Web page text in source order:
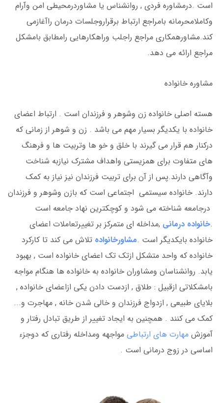
است .درمشاوره فردی , روانشناس یا مشاوردرمحیطی امن وآرام
وکاملامحرمانه بامراجع ارتباط برقراروجلسات درمان راآغازمی
کند.مشاورهمکاری مراجع راجلب وراهکارهایی رامطابق بامشکل
مراجع ارائه می دهد.
مشاوره خانواده
هسته اصلی خانواده زن وشوهر و فرزندان است . ارتباط اعضای
خانواده با یکدیگر بسیار مهم می باشد . زن و شوهر از زمانی که
درکنار هم قرار می گیرند با خلق و خو ها وتربیت ها و فرهنگ
های متفاوت برای همزیستی واهداف مشترک نیازبه شناخت
وآگاهی دارند.پس از آن برای تربیت فرزندان نیز نیاز به کمک
دارند. خانواده سیستمی اجتماعی است که بازن وشوهر و فرزندان
درجامعه شناخته می شود و کوچکترین نهاد جامعه است
.خانواده درمانی ,مداخله ای متمرکز بر تغییرتعاملات اعضای
خانواده بایکدیگر است .مشاورخانواده تلاش می کند تا کارکرد
خانواده که واحد متشکل ازتک تک اعضای خانواده است , بهبود
یابد. روانشناسان ومشاوران خانواده به خانواده ها هنگام مواجه
بامشکلاتی ازقبیل : طلاق , ازدست دادن یکی ازاعضای خانواده ,
بلایای طبیعی , ازدواج فرزندان و خالی شدن خانه , مهاجرت و...
کمک می کنند . همچنین به ایجاد تغییر از طریق تبادل رفتار و
آموزش مهارت های ارتباطی مواجهه ومداخله رفتاری که دوجزء
اساسی در زوج درمانی است .